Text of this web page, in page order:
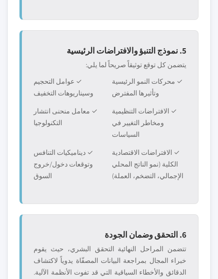
5. نموذج التنبؤ والافتراضات الرئيسية
يتضمن كل توقع توثيقاً صريحاً لما يلي:
✓ محركات النمو الرئيسية
وتأثيرها المفترض
✓ عوامل التحجيم
وسيناريوهات التخفيف
✓ الافتراضات التنظيمية
ومخاطر التغيير في
السياسات
✓ معامل منحنى انتشار
التكنولوجيا
✓ الافتراضات الاقتصادية
الكلية (نمو الناتج المحلي
الإجمالي، التضخم، العملة)
✓ ديناميكيات التنافس
وتوقعات دخول/خروج
السوق
6. التحقق وضمان الجودة
تتضمن المراحل النهائية التحقق البشري، حيث يقوم
خبراء المجال بمراجعة البيانات المصفّاة يدوياً لاكتشاف
الدقائق والأخطاء السياقية التي قد تفوت الأنظمة الآلية.